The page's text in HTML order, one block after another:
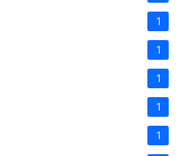
1
1
1
1
1